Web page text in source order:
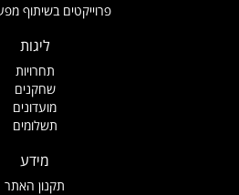
פרוייקטים בשיתוף מפעל הפייס
תקנון האתר